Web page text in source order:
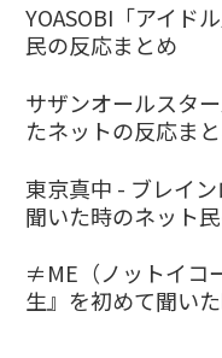
YOASOBI「アイド
民の反応まとめ
サザンオールスタ
たネットの反応ま
東京真中 - ブレイ
聞いた時のネット
≠ME（ノットイコ
生』を初めて聞い